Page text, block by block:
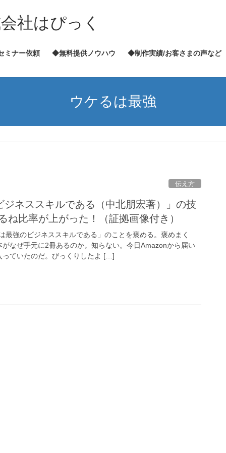
社はぴっく
ミナー依頼 ◆無料提供ノウハウ ◆制作実績/お客さまの声など
ウケるは最強
伝え方
ジネススキルである（中北朋宏著）」の技
ね比率が上がった！（証拠画像付き）
最強のビジネススキルである」のことを褒める。褒めまく
なぜ手元に2冊あるのか。知らない。今日Amazonから届い
っていたのだ。びっくりしたよ […]